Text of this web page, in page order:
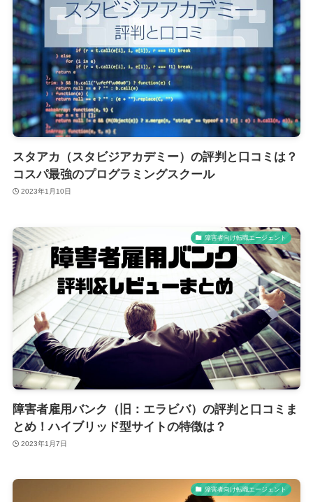
スタアカ（スタビジアカデミー）の評判と口コミは？
コスパ最強のプログラミングスクール
2023年1月10日
障害者向け転職エージェント
障害者雇用バンク（旧：エラビバ）の評判と口コミま
とめ！ハイブリッド型サイトの特徴は？
2023年1月7日
障害者向け転職エージェント